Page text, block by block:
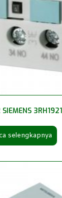
selengkapnya